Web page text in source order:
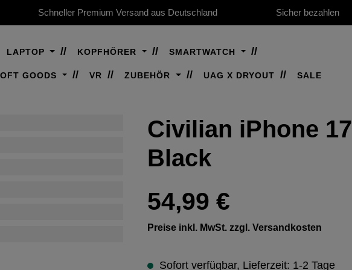
Schneller Premium Versand aus Deutschland Sicher bezahlen
LAPTOP KOPFHÖRER SMARTWATCH
GOODS VR ZUBEHÖR UAG X DRYOUT SALE
Civilian iPhone
Black
Regulärer Preis:
54,99 €
Preise inkl. MwSt. zzgl. Versandkosten
Sofort verfügbar, Lieferzeit: 1-2 Tage